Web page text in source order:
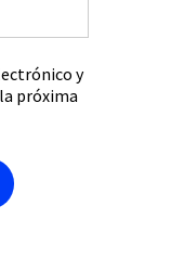
y
próxima